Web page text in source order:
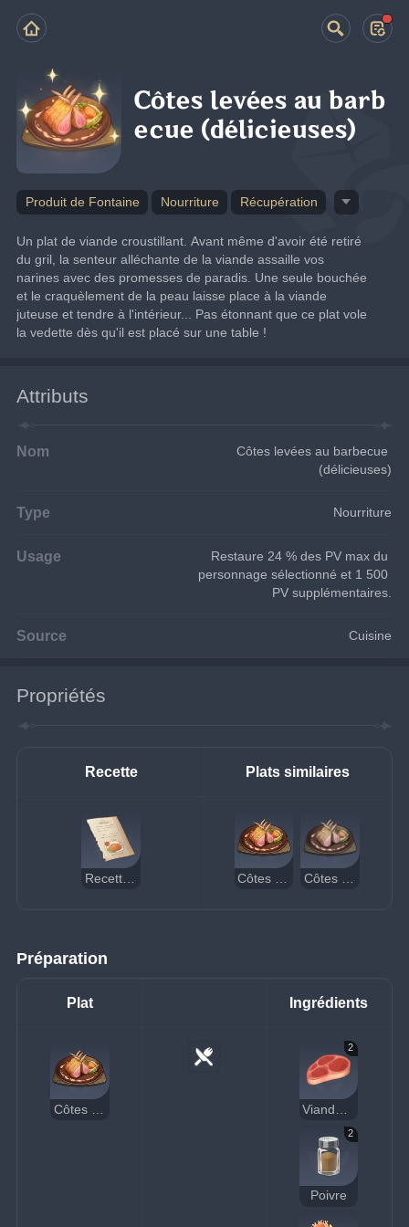
Côtes levées au barb
ecue (délicieuses)
Produit de Fontaine Nourriture Récupération
Un plat de viande croustillant. Avant même d'avoir été retiré
du gril, la senteur alléchante de la viande assaille vos
narines avec des promesses de paradis. Une seule bouchée
et le craquèlement de la peau laisse place à la viande
juteuse et tendre à l'intérieur... Pas étonnant que ce plat vole
la vedette dès qu'il est placé sur une table !
Attributs
Nom
Côtes levées au barbecue
(délicieuses)
Type Nourriture
Usage
Restaure 24 % des PV max du
personnage sélectionné et 1 500
PV supplémentaires.
Source Cuisine
Propriétés
Recette Plats similaires
Recette : Côtes levées au barbecue
Préparation
Plat Ingrédients
2
2
Poivre